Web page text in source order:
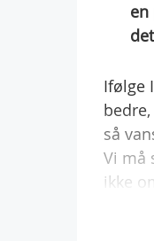
en
Ifølge
så
Vi må
ikke